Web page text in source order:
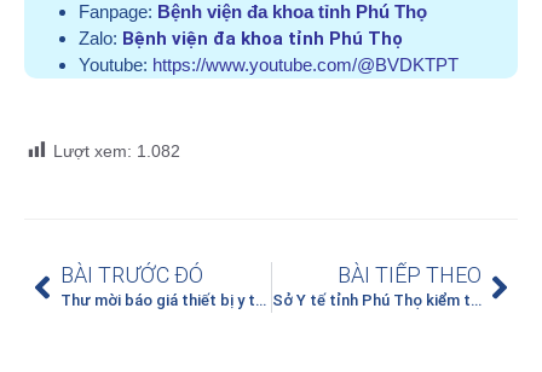
Fanpage: Bệnh viện đa khoa tỉnh Phú Thọ
Zalo: Bệnh viện đa khoa tỉnh Phú Thọ
Youtube: https://www.youtube.com/@BVDKTPT
Lượt xem: 1.082
BÀI TRƯỚC ĐÓ
Thư mời báo giá thiết bị y tế mua sắm tập trung năm 2025-2026, bổ sung lần 2
BÀI TIẾP THEO
Sở Y tế tỉnh Phú Thọ kiểm tra, đánh giá chất lượng Bệnh viện, khảo sát sự hài lòng của người bệnh và nhân viên y tế năm 2024 – 2025 tại Bệnh viện Đa khoa tỉnh Phú Thọ